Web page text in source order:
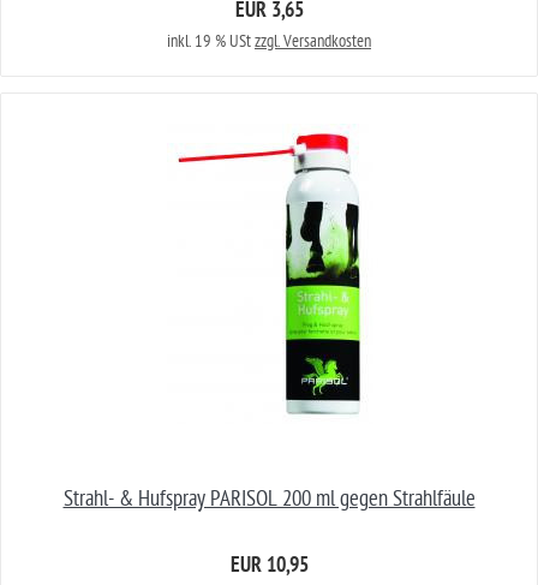
EUR 3,65
inkl. 19 % UStzzgl. Versandkosten
Strahl- & Hufspray PARISOL 200 ml gegen Strahlfäule
EUR 10,95